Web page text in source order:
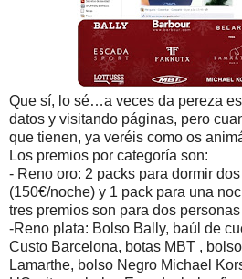
Que sí, lo sé…a veces da pereza
datos y visitando páginas, pero
que tienen, ya veréis como os
Los premios por categoría son:
- Reno oro: 2 packs para dormir
(150€/noche) y 1 pack para una
tres premios son para dos
-Reno plata: Bolso Bally, baúl de
Custo Barcelona, botas MBT ,
Lamarthe, bolso Negro Michael